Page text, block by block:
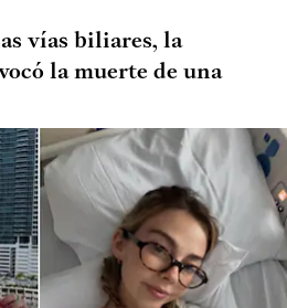
vías biliares, la
la muerte de una